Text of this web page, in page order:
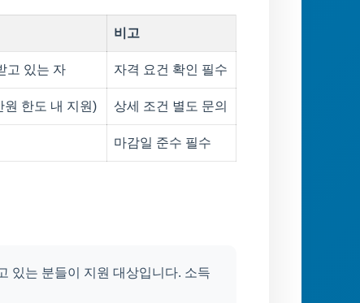
비고
고 있는 자 자격 요건 확인 필수
원 한도 내 지원) 상세 조건 별도 문의
마감일 준수 필수
있는 분들이 지원 대상입니다. 소득